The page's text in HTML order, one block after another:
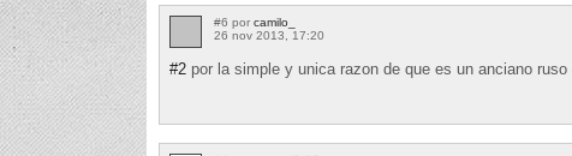
#6 por camilo_
26 nov 2013, 17:20
#2 por la simple y unica razon de que es un anciano